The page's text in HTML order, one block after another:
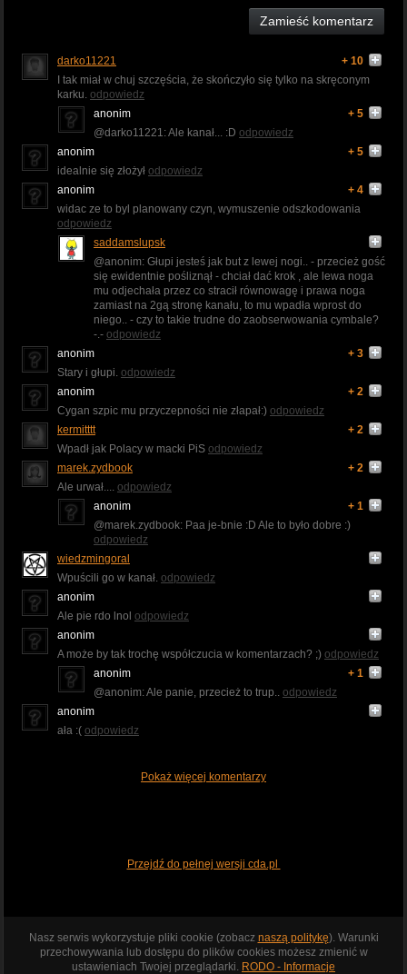
Zamieść komentarz
darko11221
+ 10
I tak miał w chuj szczęścia, że skończyło się tylko na skręconym
karku. odpowiedz
anonim
+ 5
@darko11221: Ale kanał... :D odpowiedz
anonim
+ 5
idealnie się złożył odpowiedz
anonim
+ 4
widac ze to byl planowany czyn, wymuszenie odszkodowania
odpowiedz
saddamslupsk
@anonim: Głupi jesteś jak but z lewej nogi.. - przecież gość
się ewidentnie pośliznął - chciał dać krok , ale lewa noga
mu odjechała przez co stracił równowagę i prawa noga
zamiast na 2gą stronę kanału, to mu wpadła wprost do
niego.. - czy to takie trudne do zaobserwowania cymbale?
-.- odpowiedz
anonim
+ 3
Stary i głupi. odpowiedz
anonim
+ 2
Cygan szpic mu przyczepności nie złapał:) odpowiedz
kermitttt
+ 2
Wpadł jak Polacy w macki PiS odpowiedz
marek.zydbook
+ 2
Ale urwał.... odpowiedz
anonim
+ 1
@marek.zydbook: Paa je-bnie :D Ale to było dobre :)
odpowiedz
wiedzmingoral
Wpuścili go w kanał. odpowiedz
anonim
Ale pie rdo lnol odpowiedz
anonim
A może by tak trochę współczucia w komentarzach? ;) odpowiedz
anonim
+ 1
@anonim: Ale panie, przecież to trup.. odpowiedz
anonim
ała :( odpowiedz
Pokaż więcej komentarzy
Przejdź do pełnej wersji cda.pl
Nasz serwis wykorzystuje pliki cookie (zobacz naszą politykę). Warunki
przechowywania lub dostępu do plików cookies możesz zmienić w
ustawieniach Twojej przeglądarki. RODO - Informacje